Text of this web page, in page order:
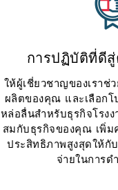
การปฏิบัติที่ดีสู่
ให้ผู้เชี่ยวชาญของเราช่
ผลิตของคุณ และเลือก
หล่อลื่นสำหรับธุรกิจโรง
สมกับธุรกิจของคุณ เพิ่ม
ประสิทธิภาพสูงสุดให้
จ่ายในการด